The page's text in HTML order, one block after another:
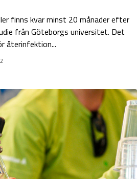
finns kvar minst 20 månader efter
från Göteborgs universitet. Det
återinfektion...